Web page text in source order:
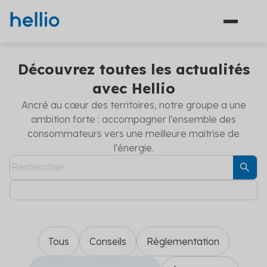
Solutions
Financement
Ingénierie
Travaux
Solutions financement (5)
Agriculture
Copropriété
Industrie
Hellio
Découvrez Hellio
nous anime
Aides et financements
Communiqués de presse
Les dernières actualités concernant la maîtrise de
Carrières
Découvrez toutes les actualités
avec Hellio
Ancré au cœur des territoires, notre groupe a une
ambition forte : accompagner l'ensemble des
consommateurs vers une meilleure maîtrise de
l'énergie.
Tous Conseils Réglementation